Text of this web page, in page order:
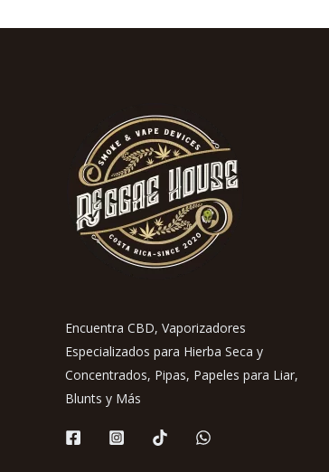
Encuentra CBD, Vaporizadores
Especializados para Hierba Seca y
Concentrados, Pipas, Papeles para Liar,
Blunts y Más